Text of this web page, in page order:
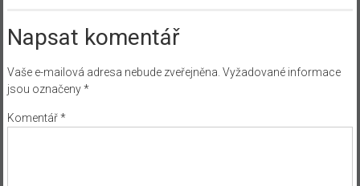
Napsat komentář
Vaše e-mailová adresa nebude zveřejněna. Vyžadované informace
jsou označeny*
Komentář*